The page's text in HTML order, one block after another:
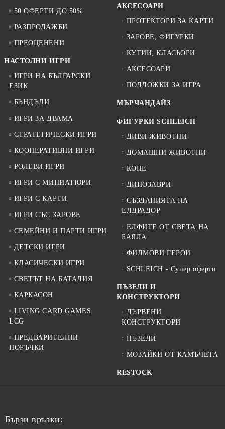
50 ОФЕРТИ ДО 50%
РАЗПРОДАЖБИ
ПРЕОЦЕНЕНИ
НАСТОЛНИ ИГРИ
ИГРИ НА БЪЛГАРСКИ
ЕЗИК
БЪНДЪЛИ
ИГРИ ЗА ДВАМА
СТРАТЕГИЧЕСКИ ИГРИ
КООПЕРАТИВНИ ИГРИ
РОЛЕВИ ИГРИ
ИГРИ С МИНИАТЮРИ
ИГРИ С КАРТИ
ИГРИ СЪС ЗАРОВЕ
СЕМЕЙНИ И ПАРТИ ИГРИ
ДЕТСКИ ИГРИ
КЛАСИЧЕСКИ ИГРИ
СВЕТЪТ НА БАТАЛИЯ
КАРКАСОН
LIVING CARD GAMES:
LCG
ПРЕДВАРИТЕЛНИ
ПОРЪЧКИ
АКСЕСОАРИ
ПРОТЕКТОРИ ЗА КАРТИ
ЗАРОВЕ, ФИГУРКИ
КУТИИ, КЛАСЬОРИ
АКСЕСОАРИ
ПОДЛОЖКИ ЗА ИГРА
МЪРЧАНДАЙЗ
ФИГУРКИ SCHLEICH
ДИВИ ЖИВОТНИ
ДОМАШНИ ЖИВОТНИ
КОНЕ
ДИНОЗАВРИ
СЪЗДАНИЯТА НА
ЕЛДРАДОР
ЕЛФИТЕ ОТ СВЕТА НА
БАЯЛА
ФИЛМОВИ ГЕРОИ
SCHLEICH - Супер оферти
ПЪЗЕЛИ И
КОНСТРУКТОРИ
ДЪРВЕНИ
КОНСТРУКТОРИ
ПЪЗЕЛИ
МОЗАЙКИ ОТ КАМЪЧЕТА
RESTOCK
Бързи връзки: